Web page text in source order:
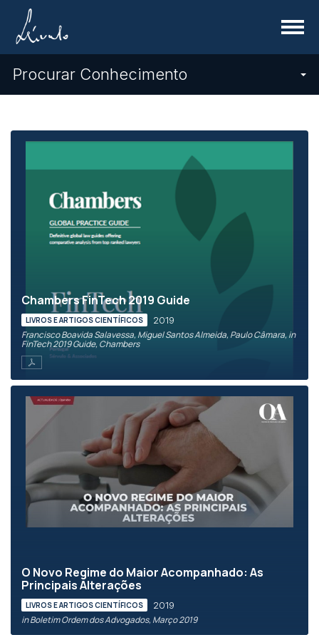
Menu
Procurar Conhecimento
Chambers FinTech 2019 Guide
LIVROS E ARTIGOS CIENTÍFICOS 2019
Francisco Boavida Salavessa, Miguel Santos Almeida, Paulo Câmara, in
FinTech 2019 Guide, Chambers
O Novo Regime do Maior Acompanhado: As
Principais Alterações
LIVROS E ARTIGOS CIENTÍFICOS 2019
in Boletim Ordem dos Advogados, Março 2019